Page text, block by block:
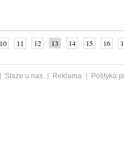
10 11 12 13 14 15 16
Staże u nas Reklama
Polityka